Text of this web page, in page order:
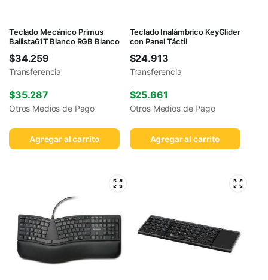
Teclado Mecánico Primus
Ballista61T Blanco RGB Blanco
$34.259
Transferencia
$35.287
Otros Medios de Pago
Agregar al carrito
Teclado Inalámbrico KeyGlider
con Panel Táctil
$24.913
Transferencia
$25.661
Otros Medios de Pago
Agregar al carrito